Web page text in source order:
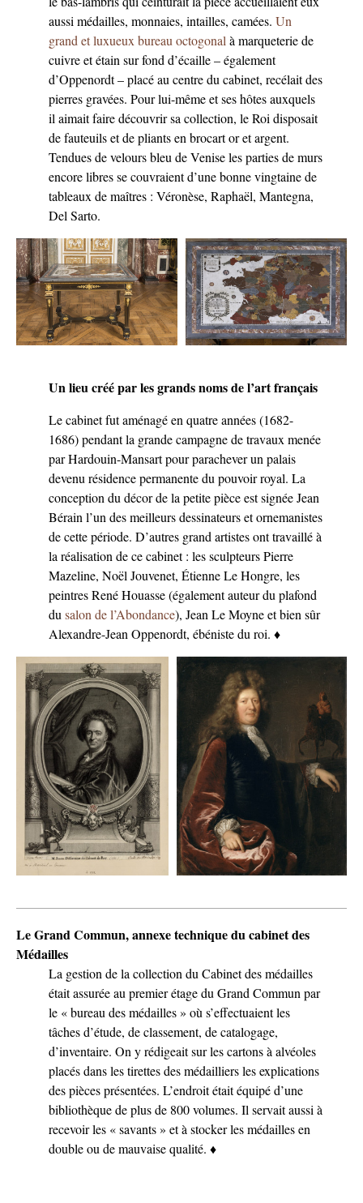
aussi médailles, monnaies, intailles, camées. Un
grand et luxueux bureau octogonalà marqueterie de
cuivre et étain sur fond d’écaille – également
d’Oppenordt – placé au centre du cabinet, recélait des
pierres gravées. Pour lui-même et ses hôtes auxquels
il aimait faire découvrir sa collection, le Roi disposait
de fauteuils et de pliants en brocart or et argent.
Tendues de velours bleu de Venise les parties de murs
encore libres se couvraient d’une bonne vingtaine de
tableaux de maîtres : Véronèse, Raphaël, Mantegna,
Del Sarto.
Un lieu créé par les grands noms de l’art français
Le cabinet fut aménagé en quatre années (1682-
1686) pendant la grande campagne de travaux menée
par Hardouin-Mansart pour parachever un palais
devenu résidence permanente du pouvoir royal. La
conception du décor de la petite pièce est signée Jean
Bérain l’un des meilleurs dessinateurs et ornemanistes
de cette période. D’autres grand artistes ont travaillé à
la réalisation de ce cabinet : les sculpteurs Pierre
Mazeline, Noël Jouvenet, Étienne Le Hongre, les
peintres René Houasse (également auteur du plafond
dusalon de l’Abondance), Jean Le Moyne et bien sûr
Alexandre-Jean Oppenordt, ébéniste du roi. ♦
Le Grand Commun, annexe technique du cabinet des
Médailles
La gestion de la collection du Cabinet des médailles
était assurée au premier étage du Grand Commun par
le « bureau des médailles » où s’effectuaient les
tâches d’étude, de classement, de catalogage,
d’inventaire. On y rédigeait sur les cartons à alvéoles
placés dans les tirettes des médailliers les explications
des pièces présentées. L’endroit était équipé d’une
bibliothèque de plus de 800 volumes. Il servait aussi à
recevoir les « savants » et à stocker les médailles en
double ou de mauvaise qualité. ♦